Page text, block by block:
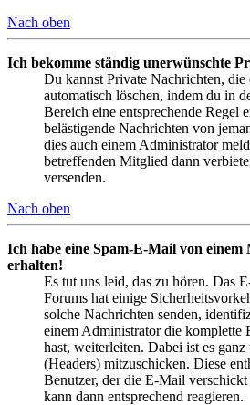
Nach oben
Ich bekomme ständig unerwünschte
Du kannst Private Nachrichten,
automatisch löschen, indem du in
Bereich eine entsprechende Regel
belästigende Nachrichten von
dies auch einem Administrator
betreffenden Mitglied dann
versenden.
Nach oben
Ich habe eine Spam-E-Mail von einem
erhalten!
Es tut uns leid, das zu hören. Das
Forums hat einige
solche Nachrichten senden,
einem Administrator die komplette
hast, weiterleiten. Dabei ist es
(Headers) mitzuschicken. Diese
Benutzer, der die E-Mail
kann dann entsprechend reagieren.